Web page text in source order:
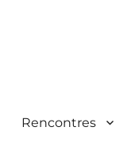
Rencontres